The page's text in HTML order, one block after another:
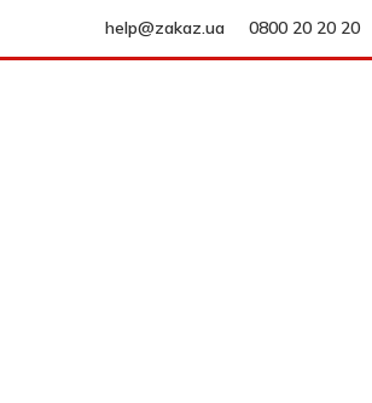
help@zakaz.ua 0800 20 20 20